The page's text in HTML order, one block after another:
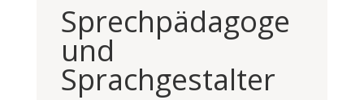
Sprechpädagoge
und
Sprachgestalter